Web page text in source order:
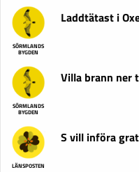
SÖRMLANDS
BYGDEN
Laddtätast i
SÖRMLANDS
BYGDEN
Villa brann ner
LÄNSPOSTEN
S vill införa